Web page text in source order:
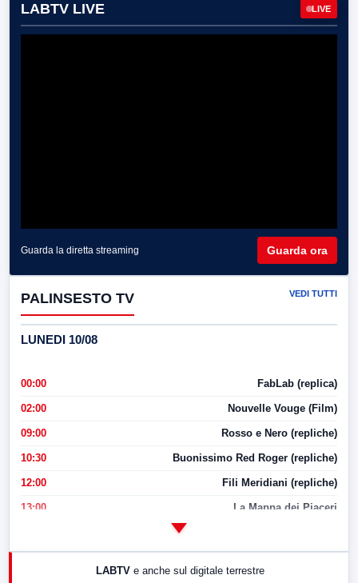
LABTV LIVE LIVE
Guarda la diretta streaming Guarda ora
PALINSESTO TV VEDI TUTTI
LUNEDI 10/08
00:00 FabLab (replica)
02:00 Nouvelle Vouge (Film)
09:00 Rosso e Nero (repliche)
10:30 Buonissimo Red Roger (repliche)
12:00 Fili Meridiani (repliche)
13:00 La Mappa dei Piaceri
LABTV e anche sul digitale terrestre